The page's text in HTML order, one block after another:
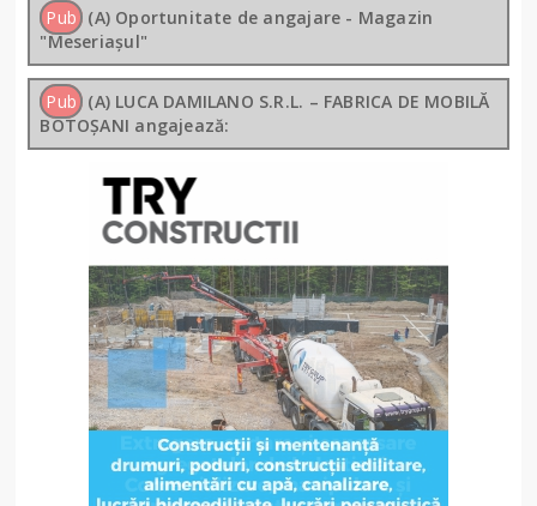
Pub (A) Oportunitate de angajare - Magazin
"Meseriașul"
Pub (A) LUCA DAMILANO S.R.L. – FABRICA DE MOBILĂ
BOTOȘANI angajează: